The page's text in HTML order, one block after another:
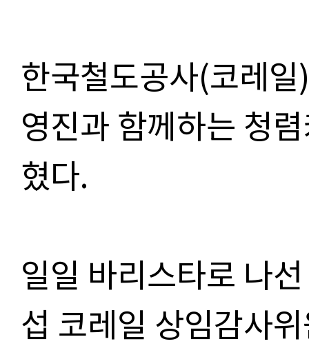
한국철도공사(코레
영진과 함께하는 청
혔다.
일일 바리스타로 나
섭 코레일 상임감사